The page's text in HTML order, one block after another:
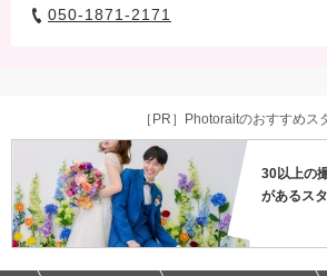
050-1871-2171
［PR］Photoraitのおすすめス
30以上の
があるス